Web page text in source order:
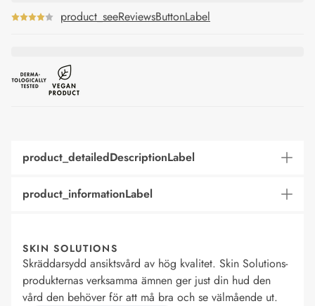
product_seeReviewsButtonLabel
product_detailedDescriptionLabel
product_informationLabel
SKIN SOLUTIONS
Skräddarsydd ansiktsvård av hög kvalitet. Skin Solutions-
produkternas verksamma ämnen ger just din hud den
vård den behöver för att må bra och se välmående ut.